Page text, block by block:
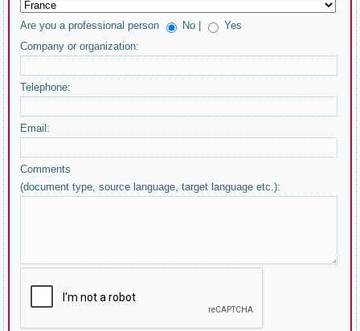
Are you a professional person No |
Yes
Company or organization:
Telephone:
Email:
Comments
(document type, source language, target language etc.):